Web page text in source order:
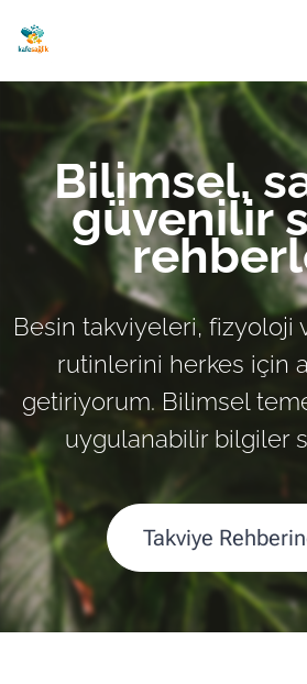
Bilimsel,
güvenilir
Besin takviyeleri, fizyoloji
rutinlerini herkes için
getiriyorum. Bilimsel
uygulanabilir bilgiler
Takviye